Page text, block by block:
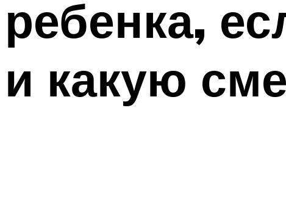
ребенка,
и какую